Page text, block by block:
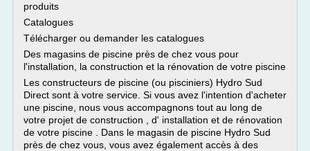
produits
Catalogues
Télécharger ou demander les catalogues
Des magasins de piscine près de chez vous pour
l'installation, la construction et la rénovation de votre piscine
Les constructeurs de piscine (ou pisciniers) Hydro Sud
Direct sont à votre service. Si vous avez l'intention d'acheter
une piscine, nous vous accompagnons tout au long de
votre projet de construction , d' installation et de rénovation
de votre piscine . Dans le magasin de piscine Hydro Sud
près de chez vous, vous avez également accès à des